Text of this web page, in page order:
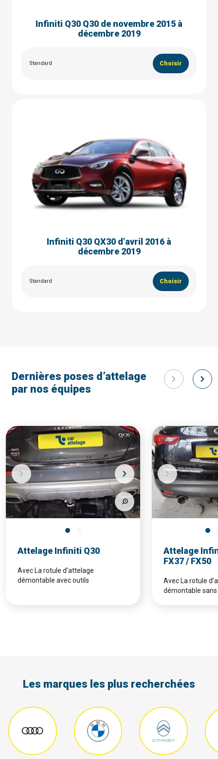
Infiniti Q30 Q30 de novembre 2015 à
décembre 2019
Standard Choisir
Infiniti Q30 QX30 d'avril 2016 à
décembre 2019
Standard Choisir
Dernières poses d’attelage
par nos équipes
Attelage Infiniti Q30
Avec La rotule d’attelage
démontable avec outils
Attelage
FX37 / FX50
Avec La rotule
démontable
Les marques les plus recherchées